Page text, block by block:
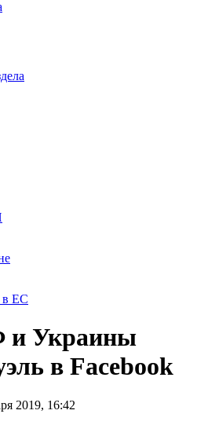
в ЕС
и Украины
в Facebook
2019, 16:42